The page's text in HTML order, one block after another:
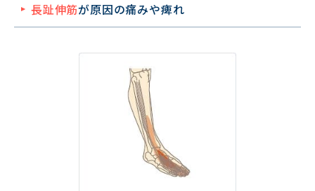
長趾伸筋が原因の痛みや痺れ